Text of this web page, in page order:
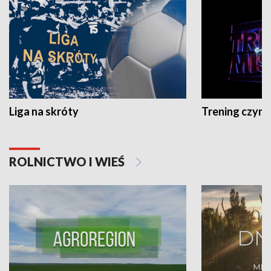
Liga na skróty Trening czyni
ROLNICTWO I WIEŚ